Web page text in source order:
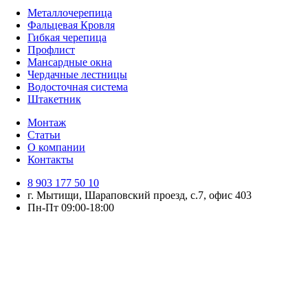
Металлочерепица
Фальцевая Кровля
Гибкая черепица
Профлист
Мансардные окна
Чердачные лестницы
Водосточная система
Штакетник
Монтаж
Статьи
О компании
Контакты
8 903 177 50 10
г. Мытищи, Шараповский проезд, с.7, офис 403
Пн-Пт 09:00-18:00